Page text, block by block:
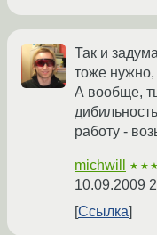
Так и
тоже нужно,
А вообще,
работу -
michwill
10.09.2009
Ссылка